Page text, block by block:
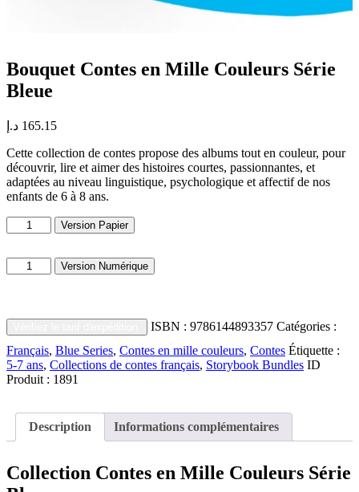
Bouquet Contes en Mille Couleurs Série
Bleue
165.15 د.إ
Cette collection de contes propose des albums tout en couleur, pour
découvrir, lire et aimer des histoires courtes, passionnantes, et
adaptées au niveau linguistique, psychologique et affectif de nos
enfants de 6 à 8 ans.
quantité
de
Contes
Série
Bleue
Version Papier
quantité
de
en
Mille
Couleurs
Série
Bleue
Version Numérique
ISBN : 9786144893357 Catégories :
Français, Blue Series, Contes en mille couleurs, Contes Étiquette :
5-7 ans, Collections de contes français, Storybook Bundles ID
Produit : 1891
Description Informations complémentaires
Collection Contes en Mille Couleurs Série